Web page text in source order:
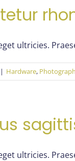
ultricies.
| Hardware,
ultricies.